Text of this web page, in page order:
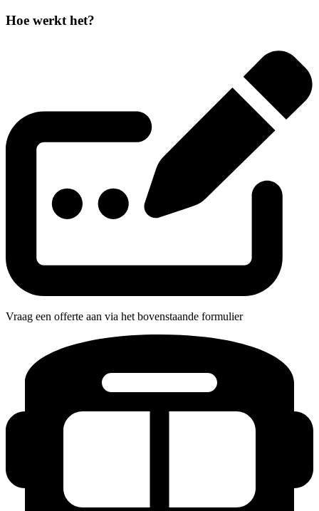
Hoe werkt het?
Vraag een offerte aan via het bovenstaande formulier